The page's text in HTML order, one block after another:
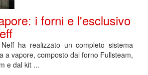
i forni e l'esclusivo
Neff ha realizzato un completo sistema
a vapore, composto dal forno Fullsteam,
e dal kit ...